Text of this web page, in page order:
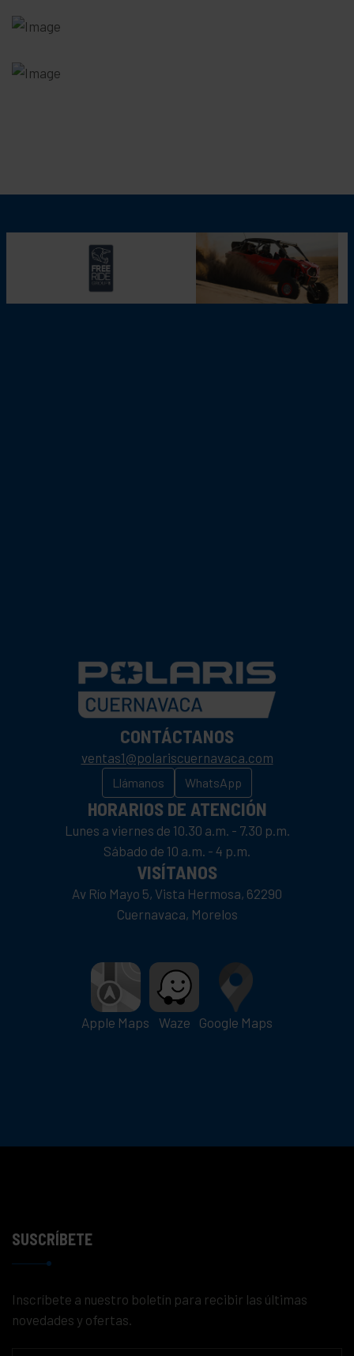
CONTÁCTANOS
ventas1@polariscuernavaca.com
Llámanos WhatsApp
HORARIOS DE ATENCIÓN
Lunes a viernes de 10.30 a.m. - 7.30 p.m.
Sábado de 10 a.m. - 4 p.m.
VISÍTANOS
Av Río Mayo 5, Vista Hermosa, 62290
Cuernavaca, Morelos
Apple Maps Waze Google Maps
SUSCRÍBETE
Inscríbete a nuestro boletín para recibir las últimas
novedades y ofertas.